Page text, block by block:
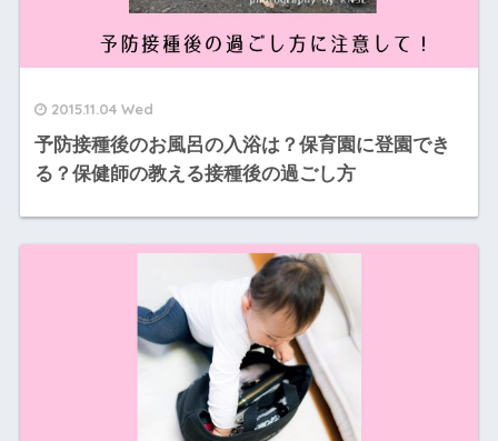
2015.11.04 Wed
予防接種後のお風呂の入浴は？保育園に登園でき
る？保健師の教える接種後の過ごし方